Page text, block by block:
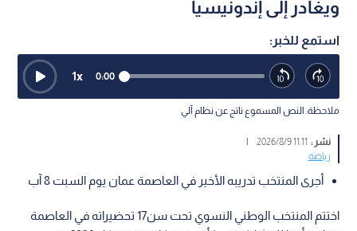
ويغادر إلى إندونيسيا
استمع للخبر:
0:00
1x
ملاحظة: النص المسموع ناتج عن نظام آلي
نشر : 11:11 2026/8/9
|
رياضة
أجرى المنتخب تدريبه الأخير في العاصمة عمان يوم السبت 8 آب
اختتم المنتخب الوطني النسوي تحت سن17 تحضيراته في العاصمة